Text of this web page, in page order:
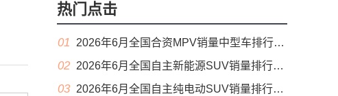
热门点击
01 2026年6月全国合资MPV销量中型车排行榜完整版(零售量
02 2026年6月全国自主新能源SUV销量排行榜完整版(零售量
03 2026年6月全国自主纯电动SUV销量排行榜完整版(零售量